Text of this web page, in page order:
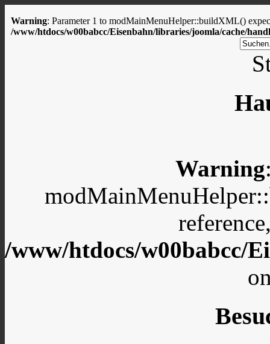
Warning: Parameter 1 to modMainMenuHelper::buildXML()
/www/htdocs/w00babcc/Eisenbahn/libraries/joomla/cache/
Warning
/www/htdocs/w00babcc/